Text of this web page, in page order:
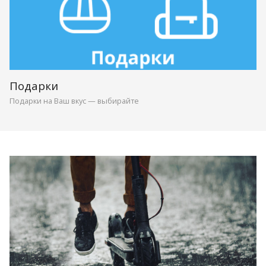
Подарки
Подарки на Ваш вкус — выбирайте